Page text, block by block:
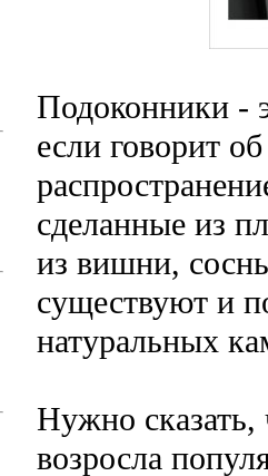
Подоконники -
если говорит
сделанные из
из вишни,
существуют и
натуральных
Нужно сказать,
возросла